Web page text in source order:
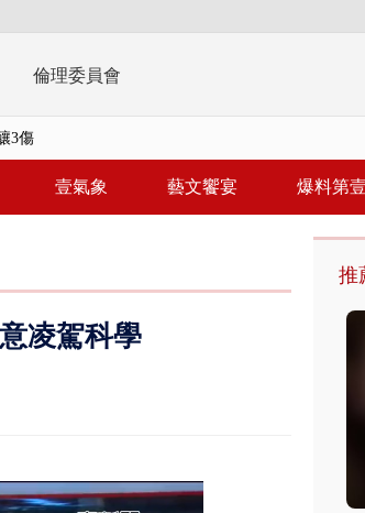
倫理委員會
3傷
安...
施
壹氣象 藝文饗宴 爆料第
凌駕科學
推